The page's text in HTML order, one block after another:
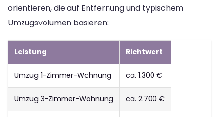
orientieren, die auf Entfernung und typischem
Umzugsvolumen basieren:
Leistung Richtwert
Umzug 1-Zimmer-Wohnung ca. 1.300 €
Umzug 3-Zimmer-Wohnung ca. 2.700 €